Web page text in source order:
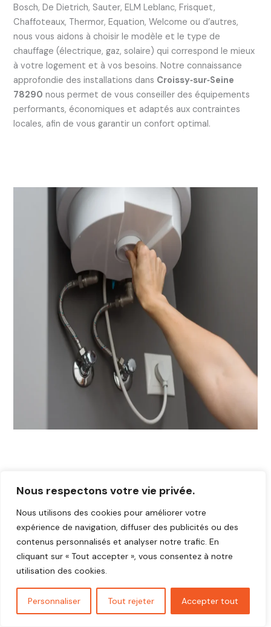
Nous respectons votre vie privée.
Nous utilisons des cookies pour améliorer votre
expérience de navigation, diffuser des publicités ou des
contenus personnalisés et analyser notre trafic. En
cliquant sur « Tout accepter », vous consentez à notre
utilisation des cookies.
Personnaliser Tout rejeter Accepter tout
Bosch, De Dietrich, Sauter, ELM Leblanc, Frisquet,
Chaffoteaux, Thermor, Equation, Welcome ou d’autres,
nous vous aidons à choisir le modèle et le type de
chauffage (électrique, gaz, solaire) qui correspond le mieux
à votre logement et à vos besoins. Notre connaissance
approfondie des installations dans Croissy‑sur‑Seine
78290 nous permet de vous conseiller des équipements
performants, économiques et adaptés aux contraintes
locales, afin de vous garantir un confort optimal.